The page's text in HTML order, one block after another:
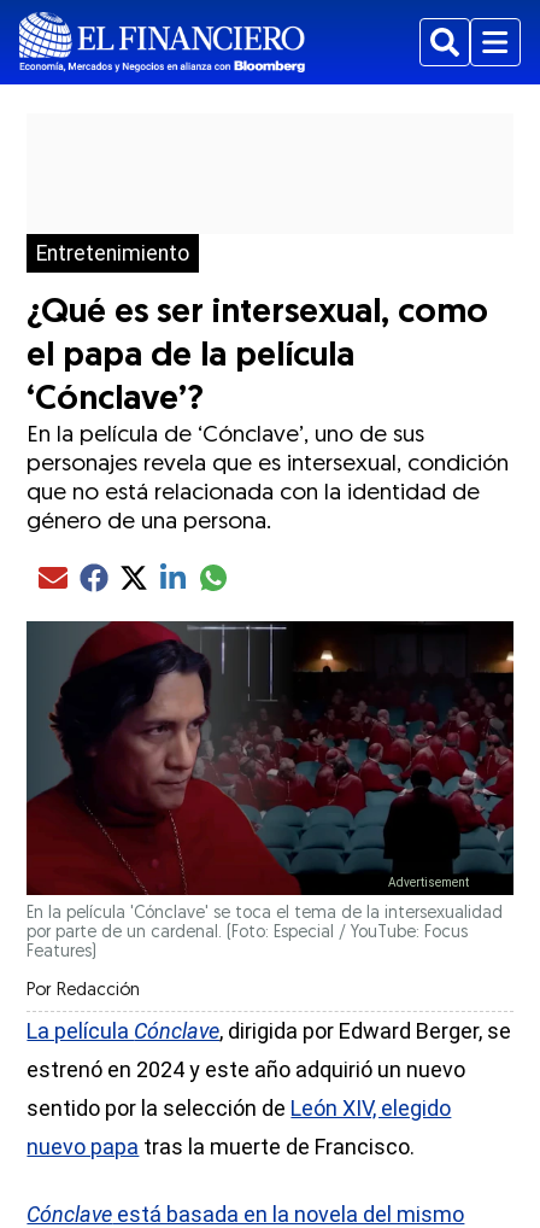
BuscarMenu
Entretenimiento
¿Qué es ser intersexual, como
el papa de la película
‘Cónclave’?
En la película de ‘Cónclave’, uno de sus
personajes revela que es intersexual, condición
que no está relacionada con la identidad de
género de una persona.
Compartir el artículo actual mediante Email
Compartir el artículo actual mediante Facebook
Compartir el artículo actual mediante Twitter
Compartir el artículo actual mediante LinkedIn
Compartir el artículo actual mediante
En la película 'Cónclave' se toca el tema de la intersexualidad
por parte de un cardenal. (Foto: Especial / YouTube: Focus
Features)
Por Redacción
La película Cónclave, dirigida por Edward Berger, se
estrenó en 2024 y este año adquirió un nuevo
sentido por la selección de León XIV, elegido
nuevo papa tras la muerte de Francisco.
Cónclave está basada en la novela del mismo